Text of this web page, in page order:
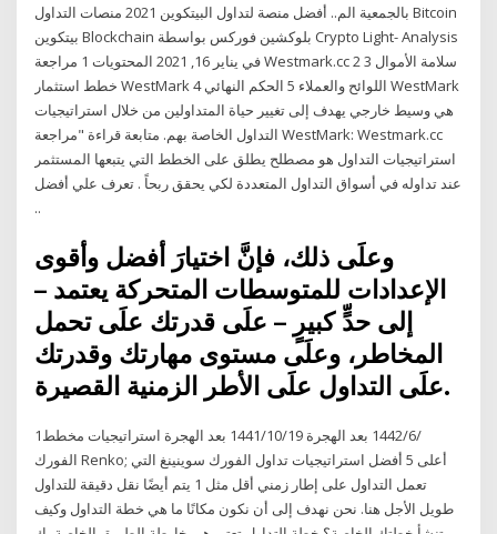
بالجمعية الم.. أفضل منصة لتداول البيتكوين 2021 منصات التداول Bitcoin
بيتكوين Blockchain بلوكشين فوركس بواسطة Crypto Light- Analysis
في يناير 16, 2021 المحتويات 1 مراجعة Westmark.cc 2 سلامة الأموال 3
خطط استثمار WestMark 4 اللوائح والعملاء 5 الحكم النهائي WestMark
هي وسيط خارجي يهدف إلى تغيير حياة المتداولين من خلال استراتيجيات
التداول الخاصة بهم. متابعة قراءة "مراجعة WestMark: Westmark.cc
استراتيجيات التداول هو مصطلح يطلق على الخطط التي يتبعها المستثمر
عند تداوله في أسواق التداول المتعددة لكي يحقق ربحاً . تعرف علي أفضل
..
وعلَى ذلك، فإنَّ اختيارَ أفضل وأقوى
الإعدادات للمتوسطات المتحركة يعتمد –
إلى حدٍّ كبيرٍ – علَى قدرتك علَى تحمل
المخاطر، وعلَى مستوى مهارتك وقدرتك
علَى التداول علَى الأطر الزمنية القصيرة.
1‏‏/6‏‏/1442 بعد الهجرة 19‏‏/10‏‏/1441 بعد الهجرة استراتيجيات مخطط
الفورك Renko; أعلى 5 أفضل استراتيجيات تداول الفورك سوينينغ التي
تعمل التداول على إطار زمني أقل مثل 1 يتم أيضًا نقل دقيقة للتداول
طويل الأجل هنا. نحن نهدف إلى أن نكون مكانًا ما هي خطة التداول وكيف